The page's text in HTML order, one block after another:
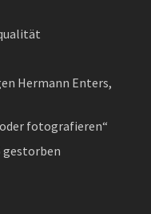
Hermann Enters,
fotografieren“
gestorben